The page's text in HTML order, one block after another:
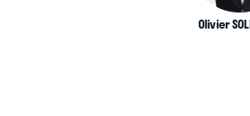
Olivier